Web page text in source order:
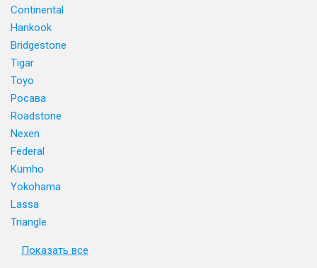
Continental
Hankook
Bridgestone
Tigar
Toyo
Росава
Roadstone
Nexen
Federal
Kumho
Yokohama
Lassa
Triangle
Показать все